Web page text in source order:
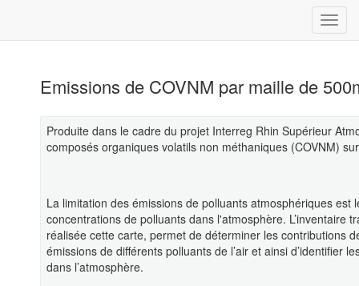
Emissions de COVNM par maille de
Produite dans le cadre du projet Interreg Rhin Supérieur
composés organiques volatils non méthaniques (COVNM)
La limitation des émissions de polluants atmosphériques
concentrations de polluants dans l'atmosphère. L’inventaire
réalisée cette carte, permet de déterminer les contributions
émissions de différents polluants de l’air et ainsi d’identifier
dans l’atmosphère.